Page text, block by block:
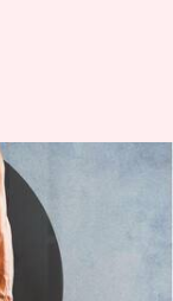
Anda
ini